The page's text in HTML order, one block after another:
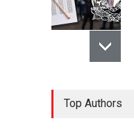
Top Authors